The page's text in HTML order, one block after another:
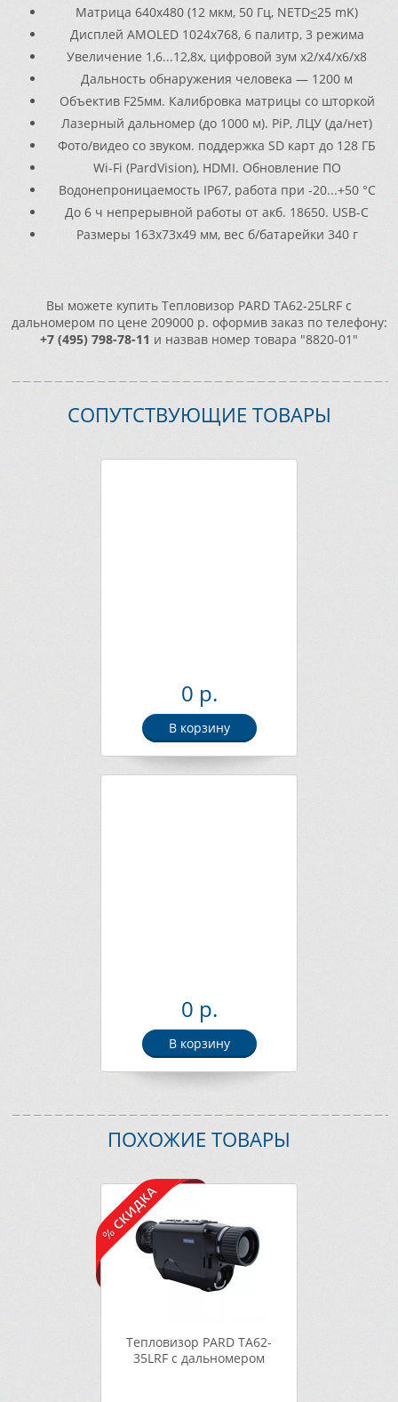
Матрица 640x480 (12 мкм, 50 Гц, NETD<25 mK)
Дисплей AMOLED 1024x768, 6 палитр, 3 режима
Увеличение 1,6...12,8x, цифровой зум x2/x4/x6/x8
Дальность обнаружения человека — 1200 м
Объектив F25мм. Калибровка матрицы со шторкой
Лазерный дальномер (до 1000 м). PiP, ЛЦУ (да/нет)
Фото/видео со звуком. поддержка SD карт до 128 ГБ
Wi-Fi (PardVision), HDMI. Обновление ПО
Водонепроницаемость IP67, работа при -20...+50 °C
До 6 ч непрерывной работы от акб. 18650. USB-C
Размеры 163x73x49 мм, вес б/батарейки 340 г
Вы можете купить Тепловизор PARD TA62-25LRF с
дальномером по цене 209000 р. оформив заказ по телефону:
+7 (495) 798-78-11 и назвав номер товара "8820-01"
СОПУТСТВУЮЩИЕ ТОВАРЫ
0 р.
В корзину
0 р.
В корзину
ПОХОЖИЕ ТОВАРЫ
Тепловизор PARD TA62-
35LRF с дальномером